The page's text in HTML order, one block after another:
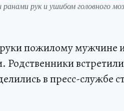
рук и ушибом головного
пожилому мужчине
в пресс-службе